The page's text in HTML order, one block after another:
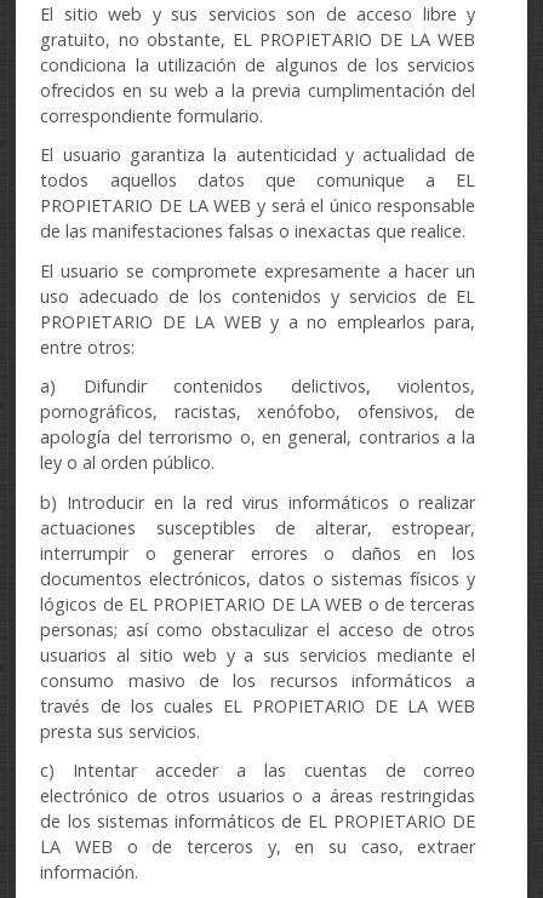
El sitio web y sus servicios son de acceso libre y
gratuito, no obstante, EL PROPIETARIO DE LA WEB
condiciona la utilización de algunos de los servicios
ofrecidos en su web a la previa cumplimentación del
correspondiente formulario.
El usuario garantiza la autenticidad y actualidad de
todos aquellos datos que comunique a EL
PROPIETARIO DE LA WEB y será el único responsable
de las manifestaciones falsas o inexactas que realice.
El usuario se compromete expresamente a hacer un
uso adecuado de los contenidos y servicios de EL
PROPIETARIO DE LA WEB y a no emplearlos para,
entre otros:
a) Difundir contenidos delictivos, violentos,
pornográficos, racistas, xenófobo, ofensivos, de
apología del terrorismo o, en general, contrarios a la
ley o al orden público.
b) Introducir en la red virus informáticos o realizar
actuaciones susceptibles de alterar, estropear,
interrumpir o generar errores o daños en los
documentos electrónicos, datos o sistemas físicos y
lógicos de EL PROPIETARIO DE LA WEB o de terceras
personas; así como obstaculizar el acceso de otros
usuarios al sitio web y a sus servicios mediante el
consumo masivo de los recursos informáticos a
través de los cuales EL PROPIETARIO DE LA WEB
presta sus servicios.
c) Intentar acceder a las cuentas de correo
electrónico de otros usuarios o a áreas restringidas
de los sistemas informáticos de EL PROPIETARIO DE
LA WEB o de terceros y, en su caso, extraer
información.